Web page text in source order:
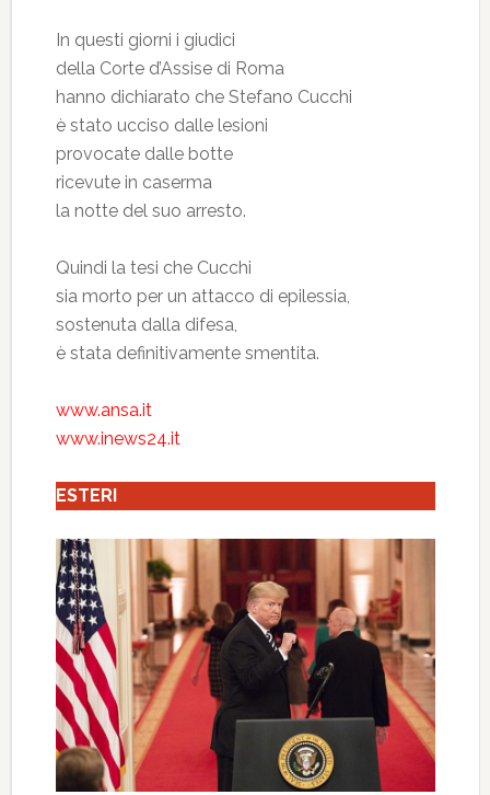
In questi giorni i giudici
della Corte d’Assise di Roma
hanno dichiarato che Stefano Cucchi
è stato ucciso dalle lesioni
provocate dalle botte
ricevute in caserma
la notte del suo arresto.
Quindi la tesi che Cucchi
sia morto per un attacco di epilessia,
sostenuta dalla difesa,
è stata definitivamente smentita.
www.ansa.it
www.inews24.it
ESTERI